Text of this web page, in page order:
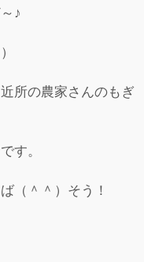
♪
所の農家さんのもぎ
す。
（＾＾）そう！